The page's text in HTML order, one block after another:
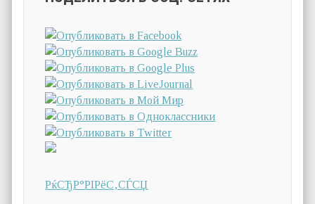
РќСЂР°РІРёС‚СЃСЏ